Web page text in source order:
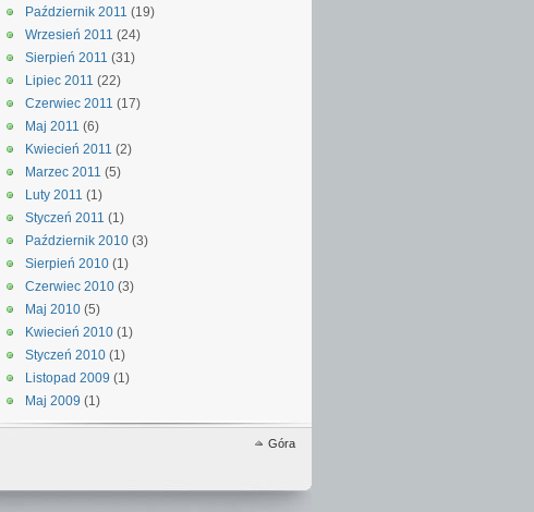
Październik 2011 (19)
Wrzesień 2011 (24)
Sierpień 2011 (31)
Lipiec 2011 (22)
Czerwiec 2011 (17)
Maj 2011 (6)
Kwiecień 2011 (2)
Marzec 2011 (5)
Luty 2011 (1)
Styczeń 2011 (1)
Październik 2010 (3)
Sierpień 2010 (1)
Czerwiec 2010 (3)
Maj 2010 (5)
Kwiecień 2010 (1)
Styczeń 2010 (1)
Listopad 2009 (1)
Maj 2009 (1)
Góra